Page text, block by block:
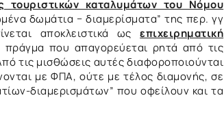
τουριστικών καταλυμάτων του Νόμου
δωμάτια − διαμερίσματα” της περ. γγ
αποκλειστικά ωςεπιχειρηματική
πράγμα που απαγορεύεται ρητά από τις
τις μισθώσεις αυτές διαφοροποιούνται
με ΦΠΑ, ούτε με τέλος διαμονής, σε
διαμερισμάτων” που οφείλουν και τα